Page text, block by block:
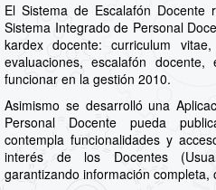
El Sistema de Escalafón
Sistema Integrado de Personal
kardex docente: curriculum vitae,
evaluaciones, escalafón
funcionar en la gestión 2010.
Asimismo se desarrolló una
Personal Docente pueda
contempla funcionalidades y
interés de los Docentes
garantizando información completa,